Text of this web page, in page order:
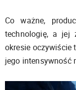
Co ważne,
technologię, a
okresie oczywiście
jego intensywność